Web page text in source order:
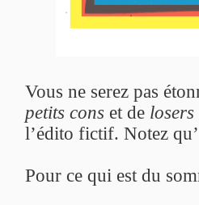
Vous ne serez pas
petits cons et de losers
l’édito fictif. Notez
Pour ce qui est du